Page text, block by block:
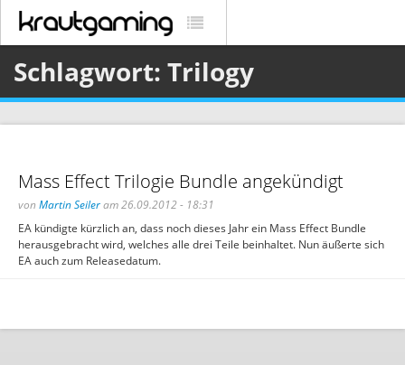
Schlagwort: Trilogy
Mass Effect Trilogie Bundle angekündigt
von Martin Seileram 26.09.2012 - 18:31
EA kündigte kürzlich an, dass noch dieses Jahr ein Mass Effect Bundle
herausgebracht wird, welches alle drei Teile beinhaltet. Nun äußerte sich
EA auch zum Releasedatum.